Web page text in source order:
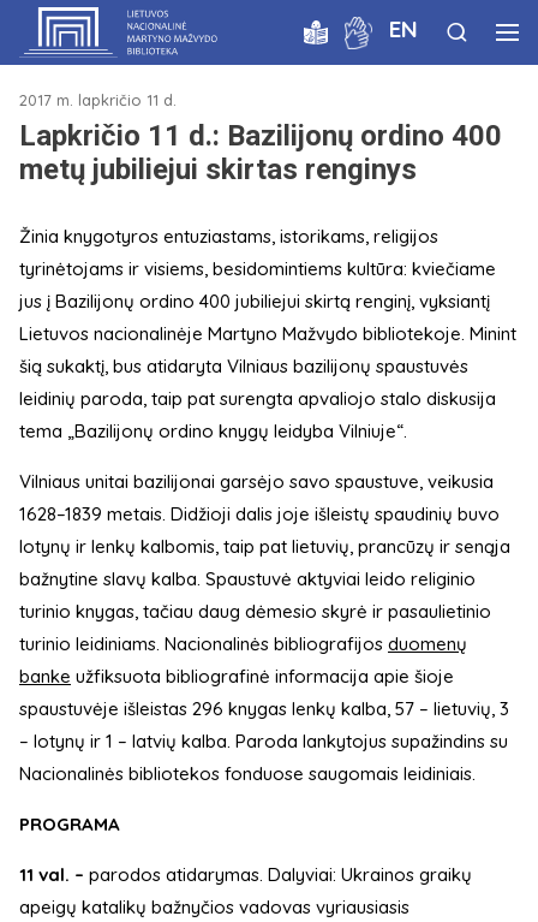
EN
2017 m. lapkričio 11 d.
Lapkričio 11 d.: Bazilijonų ordino 400
metų jubiliejui skirtas renginys
Žinia knygotyros entuziastams, istorikams, religijos
tyrinėtojams ir visiems, besidomintiems kultūra: kviečiame
jus į Bazilijonų ordino 400 jubiliejui skirtą renginį, vyksiantį
Lietuvos nacionalinėje Martyno Mažvydo bibliotekoje. Minint
šią sukaktį, bus atidaryta Vilniaus bazilijonų spaustuvės
leidinių paroda, taip pat surengta apvaliojo stalo diskusija
tema „Bazilijonų ordino knygų leidyba Vilniuje“.
Vilniaus unitai bazilijonai garsėjo savo spaustuve, veikusia
1628–1839 metais. Didžioji dalis joje išleistų spaudinių buvo
lotynų ir lenkų kalbomis, taip pat lietuvių, prancūzų ir senąja
bažnytine slavų kalba. Spaustuvė aktyviai leido religinio
turinio knygas, tačiau daug dėmesio skyrė ir pasaulietinio
turinio leidiniams. Nacionalinės bibliografijos duomenų
banke užfiksuota bibliografinė informacija apie šioje
spaustuvėje išleistas 296 knygas lenkų kalba, 57 – lietuvių, 3
– lotynų ir 1 – latvių kalba. Paroda lankytojus supažindins su
Nacionalinės bibliotekos fonduose saugomais leidiniais.
PROGRAMA
11 val. – parodos atidarymas. Dalyviai: Ukrainos graikų
apeigų katalikų bažnyčios vadovas vyriausiasis